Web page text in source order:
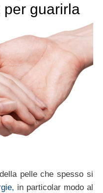
per guarirla
pelle che spesso si
in particolar modo al